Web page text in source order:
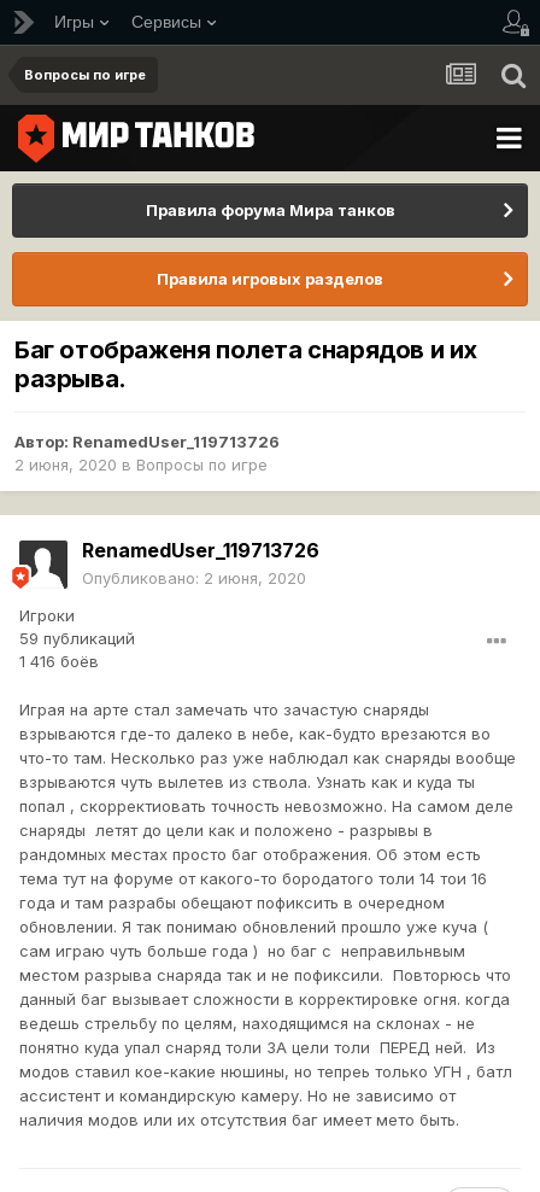
Игры Сервисы
Вопросы по игре
Правила форума Мира танков
Правила игровых разделов
Баг отображеня полета снарядов и их
разрыва.
Автор: RenamedUser_119713726
2 июня, 2020 в Вопросы по игре
RenamedUser_119713726
Опубликовано: 2 июня, 2020
Игроки
59 публикаций
1 416 боёв
Играя на арте стал замечать что зачастую снаряды
взрываются где-то далеко в небе, как-будто врезаются во
что-то там. Несколько раз уже наблюдал как снаряды вообще
взрываются чуть вылетев из ствола. Узнать как и куда ты
попал , скорректиовать точность невозможно. На самом деле
снаряды летят до цели как и положено - разрывы в
рандомных местах просто баг отображения. Об этом есть
тема тут на форуме от какого-то бородатого толи 14 тои 16
года и там разрабы обещают пофиксить в очередном
обновлении. Я так понимаю обновлений прошло уже куча (
сам играю чуть больше года ) но баг с неправильнвым
местом разрыва снаряда так и не пофиксили. Повторюсь что
данный баг вызывает сложности в корректировке огня. когда
ведешь стрельбу по целям, находящимся на склонах - не
понятно куда упал снаряд толи ЗА цели толи ПЕРЕД ней. Из
модов ставил кое-какие нюшины, но тепреь только УГН , батл
ассистент и командирскую камеру. Но не зависимо от
наличия модов или их отсутствия баг имеет мето быть.